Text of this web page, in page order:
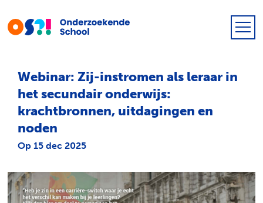
Webinar: Zij-instromen als leraar in
het secundair onderwijs:
krachtbronnen, uitdagingen en
noden
Op 15 dec 2025